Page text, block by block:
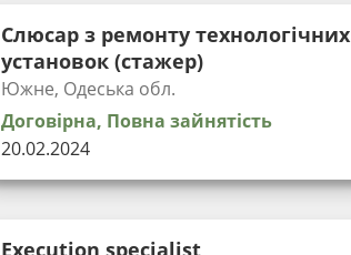
Слюсар з ремонту технологічних
установок (стажер)
Южне, Одеська обл.
Договірна, Повна зайнятість
20.02.2024